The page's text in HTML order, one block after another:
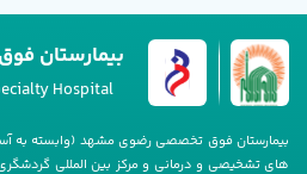
بیمارستان
Hospital
بیمارستان فوق تخصصی رضوی مشهد (وابسته به
های تشخیصی و درمانی و مرکز بین المللی